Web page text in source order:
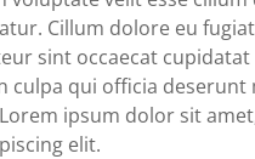
Cillum dolore eu
sint occaecat cupidatat
culpa qui officia deserunt
ipsum dolor sit
elit.